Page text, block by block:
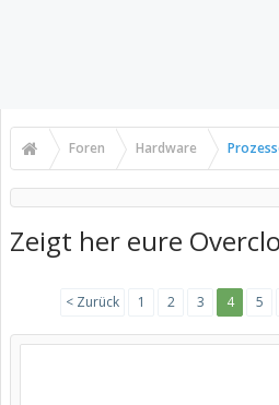
Foren Hardware
Zeigt her eure
< Zurück 1 2 3 4 5